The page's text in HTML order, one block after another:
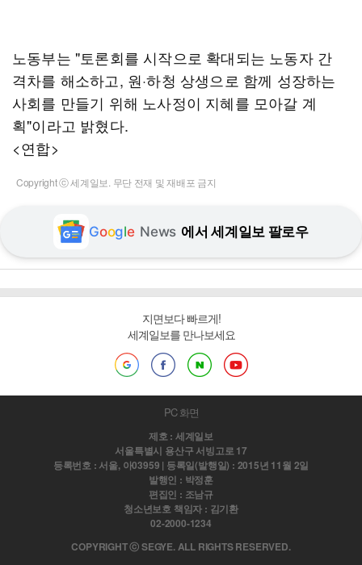
노동부는 "토론회를 시작으로 확대되는 노동자 간
격차를 해소하고, 원·하청 상생으로 함께 성장하는
사회를 만들기 위해 노사정이 지혜를 모아갈 계
획"이라고 밝혔다.
<연합>
Copyright ⓒ 세계일보. 무단 전재 및 재배포 금지
Google News 에서 세계일보 팔로우
지면보다 빠르게!
세계일보를 만나보세요
PC 화면
제호 : 세계일보
서울특별시 용산구 서빙고로 17
등록번호 : 서울, 아03959 | 등록일(발행일) : 2015년 11월 2일
발행인 : 박정훈
편집인 : 조남규
청소년보호 책임자 : 김기환
02-2000-1234
COPYRIGHT ⓒ SEGYE. ALL RIGHTS RESERVED.